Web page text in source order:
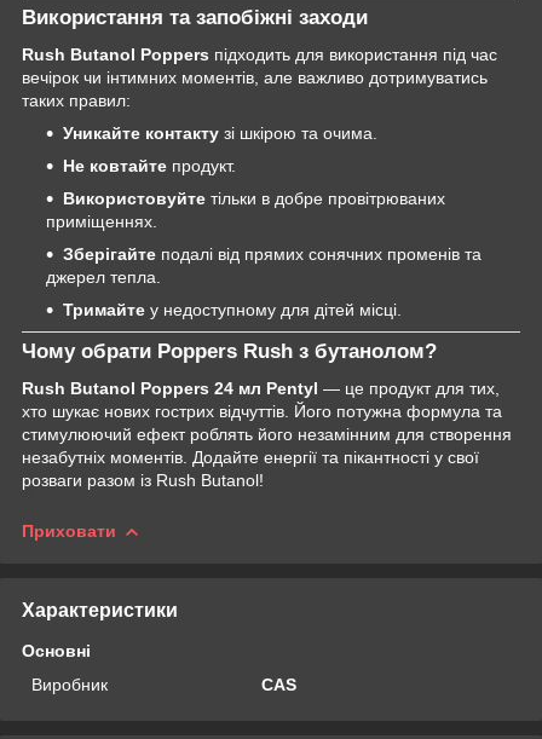
Використання та запобіжні заходи
Rush Butanol Poppers підходить для використання під час
вечірок чи інтимних моментів, але важливо дотримуватись
таких правил:
Уникайте контакту зі шкірою та очима.
Не ковтайте продукт.
Використовуйте тільки в добре провітрюваних
приміщеннях.
Зберігайте подалі від прямих сонячних променів та
джерел тепла.
Тримайте у недоступному для дітей місці.
Чому обрати Poppers Rush з бутанолом?
Rush Butanol Poppers 24 мл Pentyl — це продукт для тих,
хто шукає нових гострих відчуттів. Його потужна формула та
стимулюючий ефект роблять його незамінним для створення
незабутніх моментів. Додайте енергії та пікантності у свої
розваги разом із Rush Butanol!
Приховати
Характеристики
Основні
Виробник
CAS